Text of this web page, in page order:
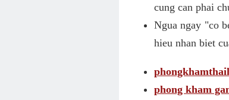
cung can phai
Ngua ngay "co
hieu nhan biet
phong kham